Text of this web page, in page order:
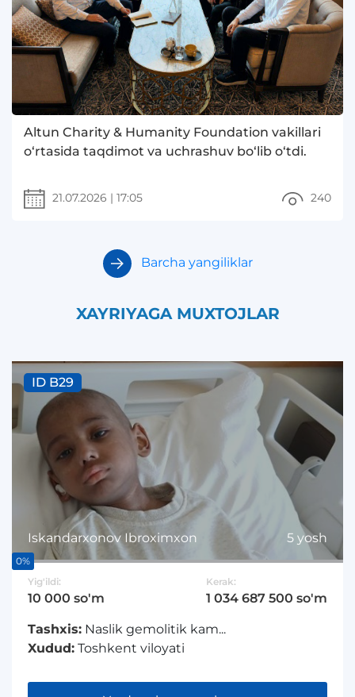
Altun Charity & Humanity Foundation vakillari
o‘rtasida taqdimot va uchrashuv bo‘lib o‘tdi.
21.07.2026 | 17:05 240
Barcha yangiliklar
XAYRIYAGA MUXTOJLAR
Iskandarxonov Ibroximxon 5 yosh
ID B29
0%
Yig'ildi:
10 000 so'm
Kerak:
1 034 687 500 so'm
Tashxis: Naslik gemolitik kam...
Xudud: Toshkent viloyati